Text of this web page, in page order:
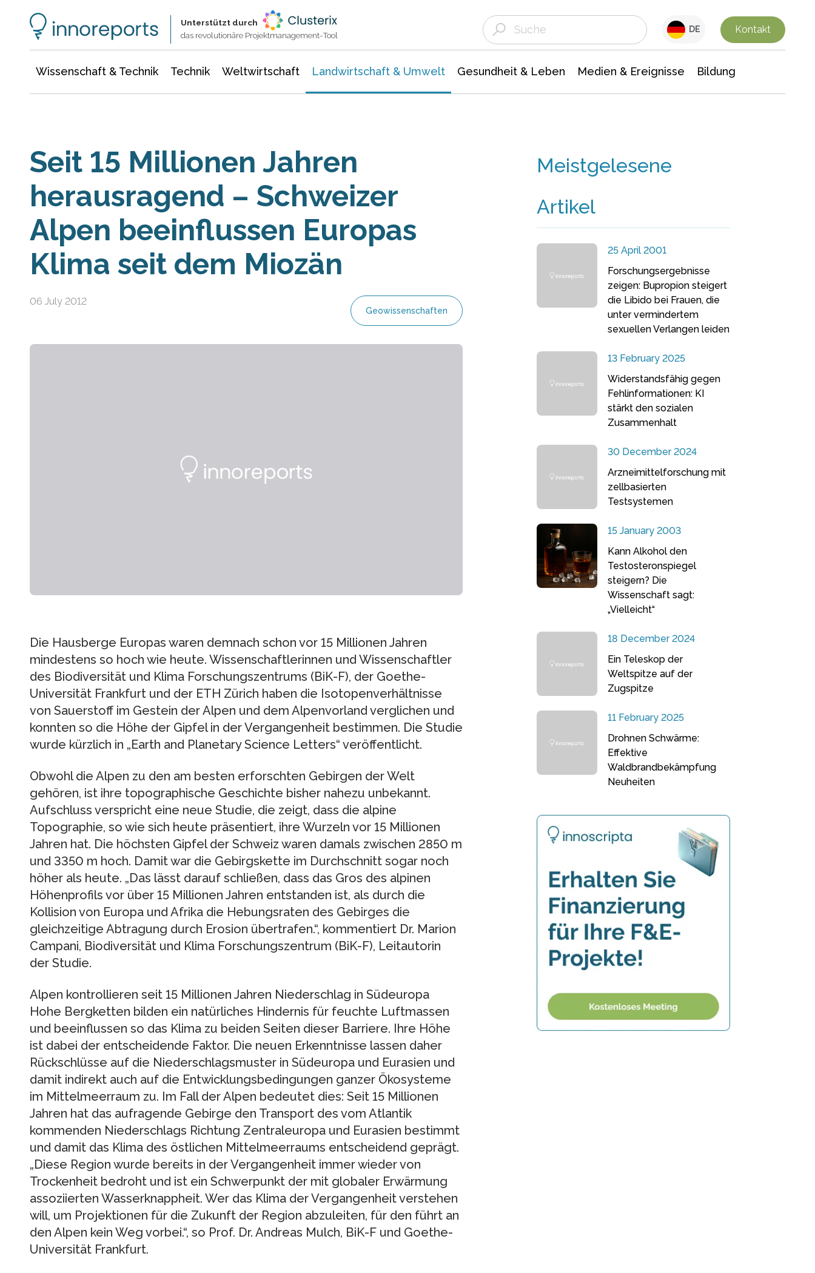
Unterstützt durch
das revolutionäre Projektmanagement-Tool
DE Kontakt
Wissenschaft & Technik Technik Weltwirtschaft Landwirtschaft & Umwelt Gesundheit & Leben Medien & Ereignisse Bildung
Seit 15 Millionen Jahren
herausragend – Schweizer
Alpen beeinflussen Europas
Klima seit dem Miozän
06 July 2012
Geowissenschaften
Die Hausberge Europas waren demnach schon vor 15 Millionen Jahren
mindestens so hoch wie heute. Wissenschaftlerinnen und Wissenschaftler
des Biodiversität und Klima Forschungszentrums (BiK-F), der Goethe-
Universität Frankfurt und der ETH Zürich haben die Isotopenverhältnisse
von Sauerstoff im Gestein der Alpen und dem Alpenvorland verglichen und
konnten so die Höhe der Gipfel in der Vergangenheit bestimmen. Die Studie
wurde kürzlich in „Earth and Planetary Science Letters“ veröffentlicht.
Obwohl die Alpen zu den am besten erforschten Gebirgen der Welt
gehören, ist ihre topographische Geschichte bisher nahezu unbekannt.
Aufschluss verspricht eine neue Studie, die zeigt, dass die alpine
Topographie, so wie sich heute präsentiert, ihre Wurzeln vor 15 Millionen
Jahren hat. Die höchsten Gipfel der Schweiz waren damals zwischen 2850 m
und 3350 m hoch. Damit war die Gebirgskette im Durchschnitt sogar noch
höher als heute. „Das lässt darauf schließen, dass das Gros des alpinen
Höhenprofils vor über 15 Millionen Jahren entstanden ist, als durch die
Kollision von Europa und Afrika die Hebungsraten des Gebirges die
gleichzeitige Abtragung durch Erosion übertrafen.“, kommentiert Dr. Marion
Campani, Biodiversität und Klima Forschungszentrum (BiK-F), Leitautorin
der Studie.
Alpen kontrollieren seit 15 Millionen Jahren Niederschlag in Südeuropa
Hohe Bergketten bilden ein natürliches Hindernis für feuchte Luftmassen
und beeinflussen so das Klima zu beiden Seiten dieser Barriere. Ihre Höhe
ist dabei der entscheidende Faktor. Die neuen Erkenntnisse lassen daher
Rückschlüsse auf die Niederschlagsmuster in Südeuropa und Eurasien und
damit indirekt auch auf die Entwicklungsbedingungen ganzer Ökosysteme
im Mittelmeerraum zu. Im Fall der Alpen bedeutet dies: Seit 15 Millionen
Jahren hat das aufragende Gebirge den Transport des vom Atlantik
kommenden Niederschlags Richtung Zentraleuropa und Eurasien bestimmt
und damit das Klima des östlichen Mittelmeerraums entscheidend geprägt.
„Diese Region wurde bereits in der Vergangenheit immer wieder von
Trockenheit bedroht und ist ein Schwerpunkt der mit globaler Erwärmung
assoziierten Wasserknappheit. Wer das Klima der Vergangenheit verstehen
will, um Projektionen für die Zukunft der Region abzuleiten, für den führt an
den Alpen kein Weg vorbei.“, so Prof. Dr. Andreas Mulch, BiK-F und Goethe-
Universität Frankfurt.
Meistgelesene
Artikel
25 April 2001
Forschungsergebnisse
zeigen: Bupropion steigert
die Libido bei Frauen, die
unter vermindertem
sexuellen Verlangen leiden
13 February 2025
Widerstandsfähig gegen
Fehlinformationen: KI
stärkt den sozialen
Zusammenhalt
30 December 2024
Arzneimittelforschung mit
zellbasierten
Testsystemen
15 January 2003
Kann Alkohol den
Testosteronspiegel
steigern? Die
Wissenschaft sagt:
„Vielleicht“
18 December 2024
Ein Teleskop der
Weltspitze auf der
Zugspitze
11 February 2025
Drohnen Schwärme:
Effektive
Waldbrandbekämpfung
Neuheiten